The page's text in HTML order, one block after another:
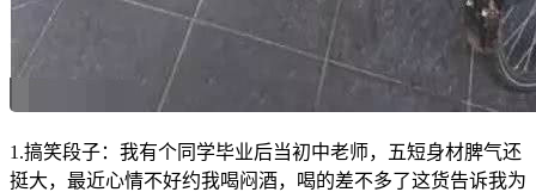
1.搞笑段子：我有个同学毕业后当初中老师，五短身材脾气还
挺大，最近心情不好约我喝闷酒，喝的差不多了这货告诉我为